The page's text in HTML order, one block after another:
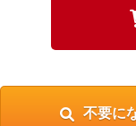
不要に